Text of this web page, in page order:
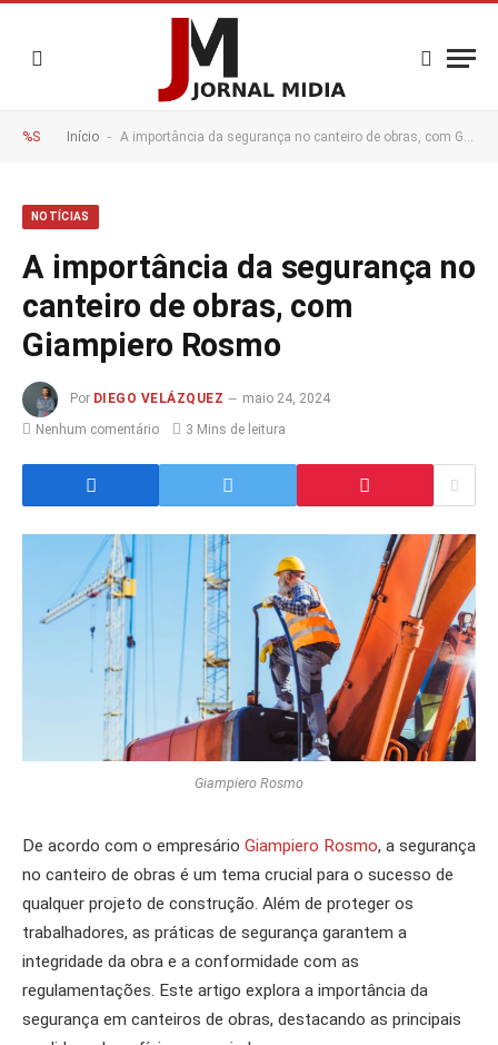
%S Início - A importância da segurança no canteiro de obras, com Giampiero Rosmo
NOTÍCIAS
A importância da segurança no
canteiro de obras, com
Giampiero Rosmo
Por DIEGO VELÁZQUEZ
maio 24, 2024
Nenhum comentário
3 Mins de leitura
Giampiero Rosmo
De acordo com o empresário Giampiero Rosmo, a segurança
no canteiro de obras é um tema crucial para o sucesso de
qualquer projeto de construção. Além de proteger os
trabalhadores, as práticas de segurança garantem a
integridade da obra e a conformidade com as
regulamentações. Este artigo explora a importância da
segurança em canteiros de obras, destacando as principais